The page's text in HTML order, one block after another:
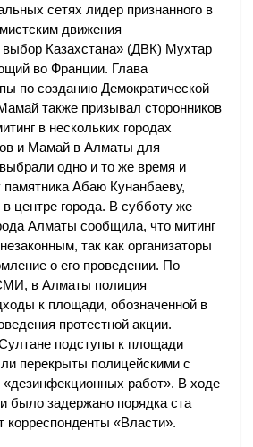
сетях лидер признанного в
движения
выбор Казахстана» (ДВК) Мухтар
во Франции. Глава
по созданию Демократической
также призывал сторонников
в нескольких городах
и Мамай в Алматы для
одно и то же время и
Абаю Кунанбаеву,
в центре города. В субботу же
Алматы сообщила, что митинг
так как организаторы
о его проведении. По
в Алматы полиция
к площади, обозначенной в
протестной акции.
подступы к площади
перекрыты полицейскими с
работ». В ходе
было задержано порядка ста
корреспонденты «Власти».